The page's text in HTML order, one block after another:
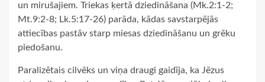
un mirušajiem. Triekas ķertā dziedināšana (Mk.2:1-2;
Mt.9:2-8; Lk.5:17-26) parāda, kādas savstarpējās
attiecības pastāv starp miesas dziedināšanu un grēku
piedošanu.
Paralizētais cilvēks un viņa draugi gaidīja, ka Jēzus